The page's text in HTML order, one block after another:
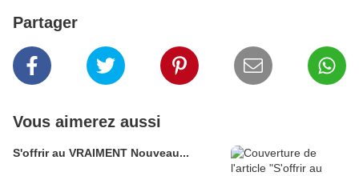
Partager
Vous aimerez aussi
S'offrir au VRAIMENT Nouveau...